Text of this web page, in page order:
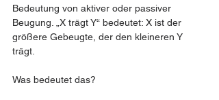
Bedeutung von aktiver oder passiver
Beugung. „X trägt Y“ bedeutet: X ist der
größere Gebeugte, der den kleineren Y
trägt.
Was bedeutet das?